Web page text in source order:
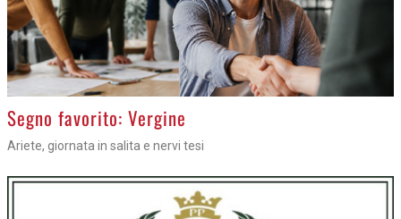
>
Segno favorito: Vergine
Ariete, giornata in salita e nervi tesi